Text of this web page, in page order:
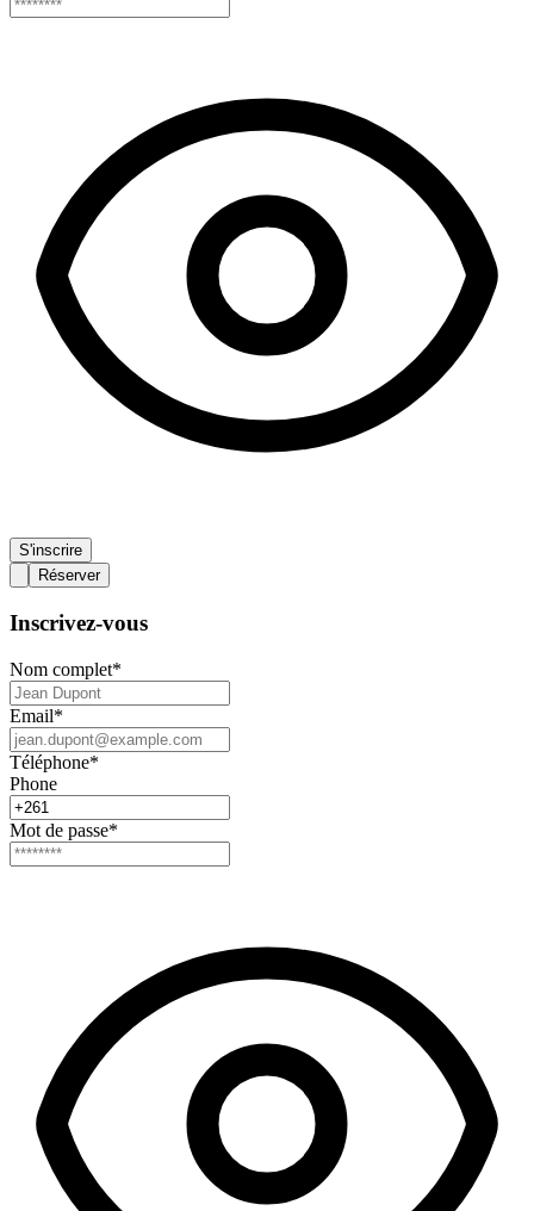
S'inscrire
Réserver
Inscrivez-vous
Nom complet*
Email*
Téléphone*
Phone
Mot de passe*